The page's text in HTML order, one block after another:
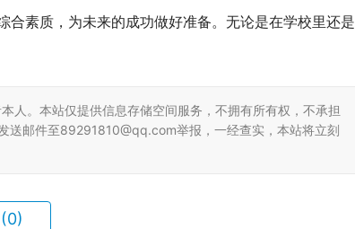
素质，为未来的成功做好准备。无论是在学校里还是
人。本站仅提供信息存储空间服务，不拥有所有权，不承担
送邮件至89291810@qq.com举报，一经查实，本站将立刻
(0)